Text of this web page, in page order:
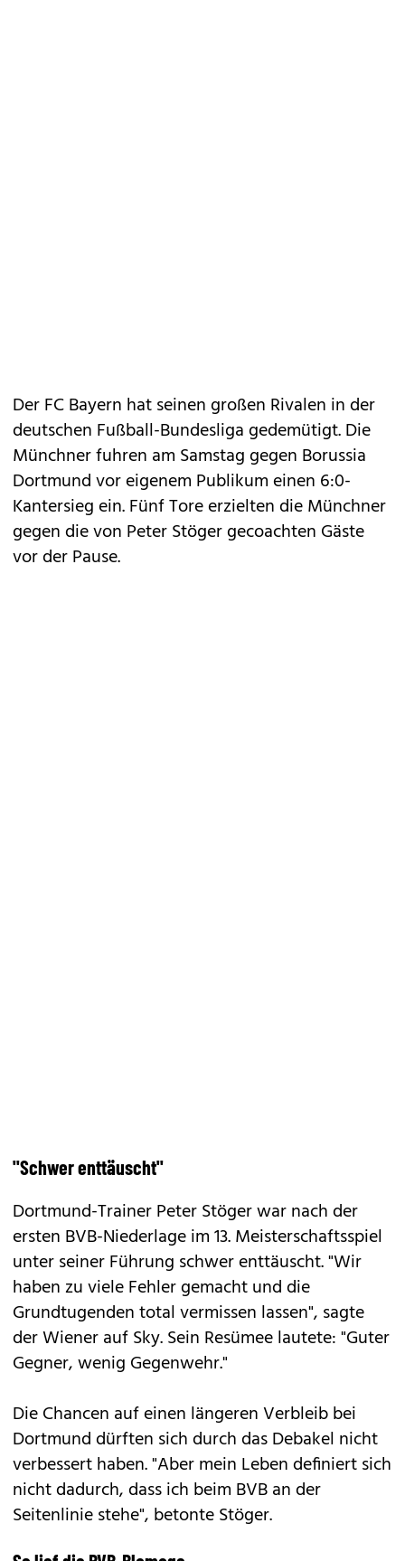
Der FC Bayern hat seinen großen Rivalen in der
deutschen Fußball-Bundesliga gedemütigt. Die
Münchner fuhren am Samstag gegen Borussia
Dortmund vor eigenem Publikum einen 6:0-
Kantersieg ein. Fünf Tore erzielten die Münchner
gegen die von Peter Stöger gecoachten Gäste
vor der Pause.
"Schwer enttäuscht"
Dortmund-Trainer Peter Stöger war nach der
ersten BVB-Niederlage im 13. Meisterschaftsspiel
unter seiner Führung schwer enttäuscht. "Wir
haben zu viele Fehler gemacht und die
Grundtugenden total vermissen lassen", sagte
der Wiener auf Sky. Sein Resümee lautete: "Guter
Gegner, wenig Gegenwehr."
Die Chancen auf einen längeren Verbleib bei
Dortmund dürften sich durch das Debakel nicht
verbessert haben. "Aber mein Leben definiert sich
nicht dadurch, dass ich beim BVB an der
Seitenlinie stehe", betonte Stöger.